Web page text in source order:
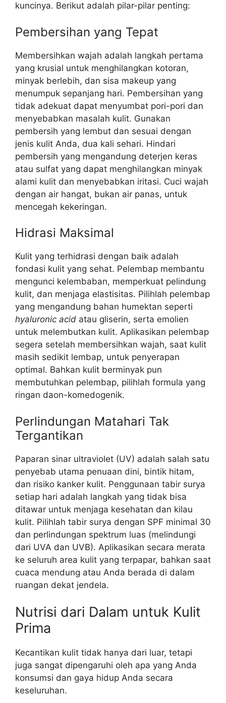
kuncinya. Berikut adalah pilar-pilar penting:
Pembersihan yang Tepat
Membersihkan wajah adalah langkah pertama
yang krusial untuk menghilangkan kotoran,
minyak berlebih, dan sisa makeup yang
menumpuk sepanjang hari. Pembersihan yang
tidak adekuat dapat menyumbat pori-pori dan
menyebabkan masalah kulit. Gunakan
pembersih yang lembut dan sesuai dengan
jenis kulit Anda, dua kali sehari. Hindari
pembersih yang mengandung deterjen keras
atau sulfat yang dapat menghilangkan minyak
alami kulit dan menyebabkan iritasi. Cuci wajah
dengan air hangat, bukan air panas, untuk
mencegah kekeringan.
Hidrasi Maksimal
Kulit yang terhidrasi dengan baik adalah
fondasi kulit yang sehat. Pelembap membantu
mengunci kelembaban, memperkuat pelindung
kulit, dan menjaga elastisitas. Pilihlah pelembap
yang mengandung bahan humektan seperti
hyaluronic acid atau gliserin, serta emolien
untuk melembutkan kulit. Aplikasikan pelembap
segera setelah membersihkan wajah, saat kulit
masih sedikit lembap, untuk penyerapan
optimal. Bahkan kulit berminyak pun
membutuhkan pelembap, pilihlah formula yang
ringan daon-komedogenik.
Perlindungan Matahari Tak
Tergantikan
Paparan sinar ultraviolet (UV) adalah salah satu
penyebab utama penuaan dini, bintik hitam,
dan risiko kanker kulit. Penggunaan tabir surya
setiap hari adalah langkah yang tidak bisa
ditawar untuk menjaga kesehatan dan kilau
kulit. Pilihlah tabir surya dengan SPF minimal 30
dan perlindungan spektrum luas (melindungi
dari UVA dan UVB). Aplikasikan secara merata
ke seluruh area kulit yang terpapar, bahkan saat
cuaca mendung atau Anda berada di dalam
ruangan dekat jendela.
Nutrisi dari Dalam untuk Kulit
Prima
Kecantikan kulit tidak hanya dari luar, tetapi
juga sangat dipengaruhi oleh apa yang Anda
konsumsi dan gaya hidup Anda secara
keseluruhan.